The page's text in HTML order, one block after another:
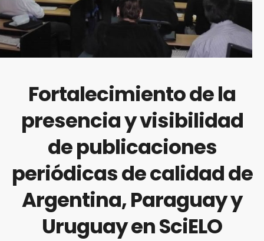
Fortalecimiento de la
presencia y visibilidad
de publicaciones
periódicas de calidad de
Argentina, Paraguay y
Uruguay en SciELO